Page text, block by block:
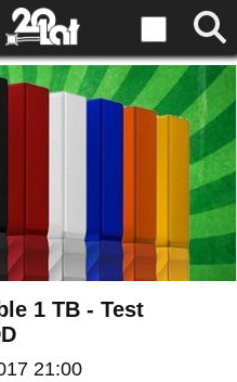
1 TB - Test
21:00